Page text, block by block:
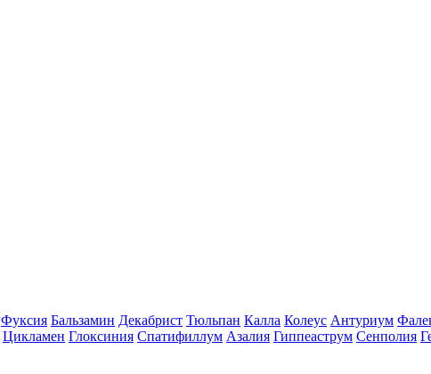
Фуксия Бальзамин Декабрист Тюльпан Калла Колеус Антуриум
Цикламен Глоксиния Спатифиллум Азалия Гиппеаструм Сенполия